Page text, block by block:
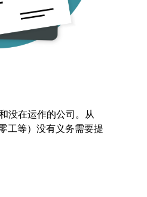
没在运作的公司。从
工等）没有义务需要提